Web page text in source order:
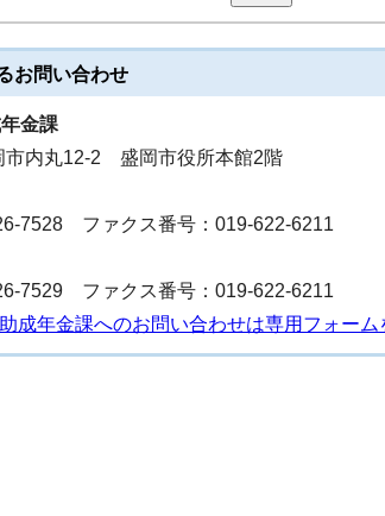
お問い合わせ
金課
内丸12-2 盛岡市役所本館2階
7528 ファクス番号：019-622-6211
7529 ファクス番号：019-622-6211
年金課へのお問い合わせは専用フォーム